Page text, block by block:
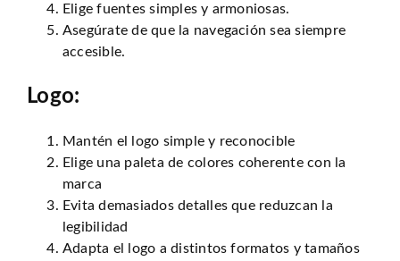
Elige fuentes simples y armoniosas.
Asegúrate de que la navegación sea siempre
accesible.
Logo:
Mantén el logo simple y reconocible
Elige una paleta de colores coherente con la
marca
Evita demasiados detalles que reduzcan la
legibilidad
Adapta el logo a distintos formatos y tamaños